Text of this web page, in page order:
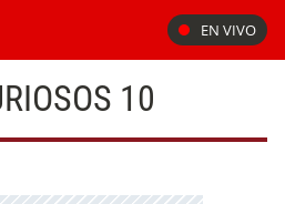
EN VIVO
10